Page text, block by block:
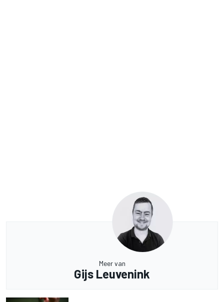
Meer van
Gijs Leuvenink